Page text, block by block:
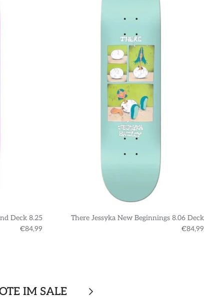
Deck 8.25
€84,99
There Jessyka New Beginnings 8.06 Deck
€84,99
IM SALE